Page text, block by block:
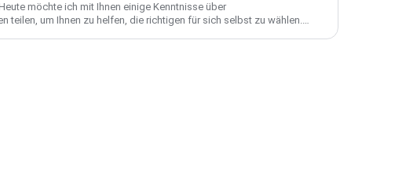
möchte ich mit Ihnen einige Kenntnisse über
teilen, um Ihnen zu helfen, die richtigen für sich selbst zu wählen.